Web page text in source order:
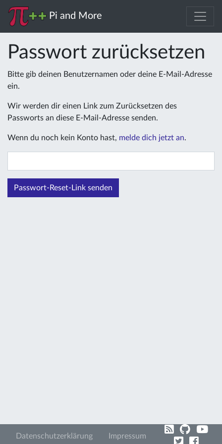
Pi and More
Passwort zurücksetzen
Bitte gib deinen Benutzernamen oder deine E-Mail-Adresse
ein.
Wir werden dir einen Link zum Zurücksetzen des
Passworts an diese E-Mail-Adresse senden.
Wenn du noch kein Konto hast, melde dich jetzt an.
Datenschutzerklärung Impressum